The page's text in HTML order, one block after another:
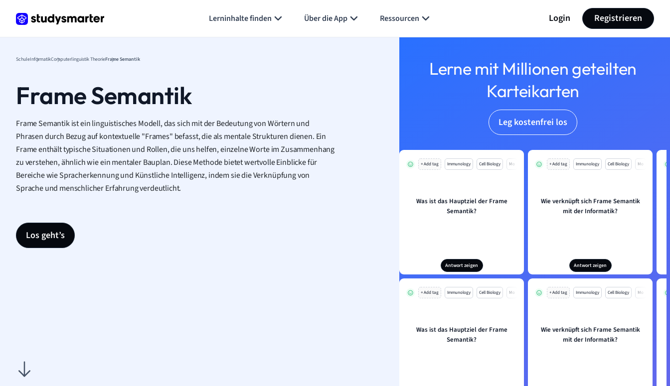
Lerninhalte finden Über die App Ressourcen Login Registrieren
SchuleInformatikComputerlinguistik TheorieFrame Semantik
Frame Semantik
Frame Semantik ist ein linguistisches Modell, das sich mit der Bedeutung von Wörtern und
Phrasen durch Bezug auf kontextuelle "Frames" befasst, die als mentale Strukturen dienen. Ein
Frame enthält typische Situationen und Rollen, die uns helfen, einzelne Worte im Zusammenhang
zu verstehen, ähnlich wie ein mentaler Bauplan. Diese Methode bietet wertvolle Einblicke für
Bereiche wie Spracherkennung und Künstliche Intelligenz, indem sie die Verknüpfung von
Sprache und menschlicher Erfahrung verdeutlicht.
Los geht’s
Lerne mit Millionen geteilten
Karteikarten
Leg kostenfrei los
+ Add tag Immunology Cell Biology Mo
Was ist das Hauptziel der Frame
Semantik?
Antwort zeigen
+ Add tag Immunology Cell Biology Mo
Wie verknüpft sich Frame Semantik
mit der Informatik?
Antwort zeigen
+ Add tag Immunology Cell Biology Mo
Was ist das Hauptziel der Frame
Semantik?
+ Add tag Immunology Cell Biology Mo
Wie verknüpft sich Frame Semantik
mit der Informatik?